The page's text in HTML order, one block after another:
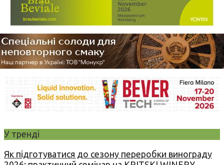
У тренді
Як підготуватися до сезону переробки винограду